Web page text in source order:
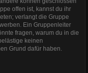
offen ist, kannst du ihr
verlangt die Gruppe
Ein Gruppenleiter
fragen, warum du in die
keinen
Grund dafür haben.